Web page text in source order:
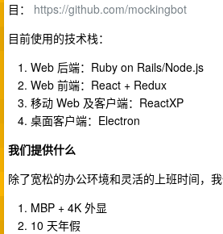
目： https://github.com/mockingbot
目前使用的技术栈：
Web 后端：Ruby on Rails/Node.js
Web 前端：React + Redux
移动 Web 及客户端：ReactXP
桌面客户端：Electron
我们提供什么
除了宽松的办公环境和灵活的上班时间，
MBP + 4K 外显
10 天年假